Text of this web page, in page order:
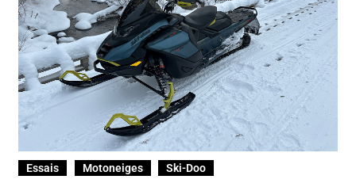
Essais Motoneiges Ski-Doo